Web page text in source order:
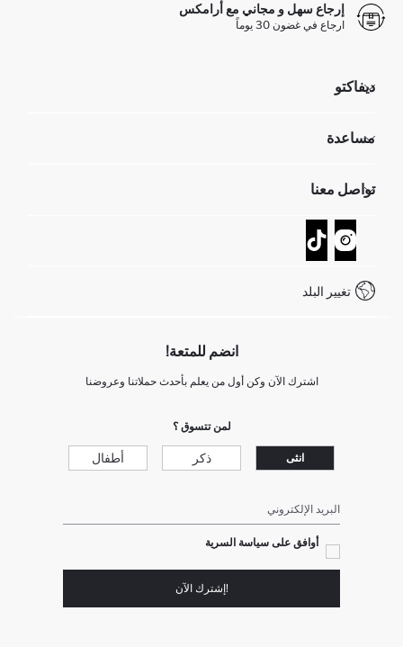
إرجاع سهل و مجاني مع أرامكس
ارجاع في غضون 30 يوماً
ديفاكتو
تعرف علينا
GIFT CLUB
مساعدة
عمليات الارجاع و الاستبدال السهلة
تتبع الشحنة
كيف يمكنك التسوق في ديفاكتو ؟
كيف تدفع في ديفاكتو؟
شروط المنافسة
تواصل معنا
نموذج الاتصال
خدمة العملاء
Call Center 19782
تغيير البلد
انضم للمتعة!
اشترك الآن وكن أول من يعلم بأحدث حملاتنا وعروضنا
لمن تتسوق ؟
انثى ذكر أطفال
البريد الإلكتروني
أوافق على سياسة السرية
!إشترك الآن